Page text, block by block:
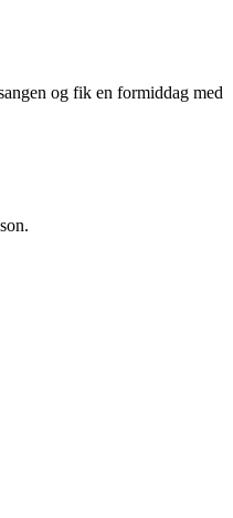
og fik en formiddag med